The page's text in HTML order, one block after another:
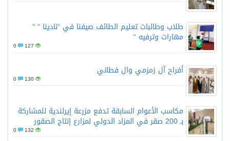
طلاب وطالبات تعليم الطائف صيفنا في “نادينا “ ”
مهارات وترفيه “
127
أفراح آل زمزمي وال فطاني
130
مكاسب الأعوام السابقة تدفع مزرعة إيرلندية للمشاركة
بـ 200 صقر في المزاد الدولي لمزارع إنتاج الصقور
132